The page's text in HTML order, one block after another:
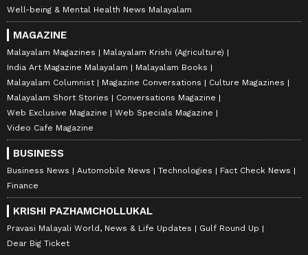
Well-being & Mental Health News Malayalam
MAGAZINE
Malayalam Magazines
Malayalam Krishi (Agriculture)
India Art Magazine Malayalam
Malayalam Books
Malayalam Columnist
Magazine Conversations
Culture Magazines
Malayalam Short Stories
Conversations Magazine
Web Exclusive Magazine
Web Specials Magazine
Video Cafe Magazine
BUSINESS
Business News Automobile News Technologies
Fact Check News
Finance
KRISHI PAZHAMCHOLLUKAL
Pravasi Malayali World, News & Life Updates
Gulf Round Up
Dear Big Ticket